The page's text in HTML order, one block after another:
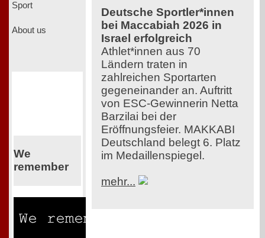
Sport
About us
We
remember
Deutsche Sportler*innen
bei Maccabiah 2026 in
Israel erfolgreich
Athlet*innen aus 70
Ländern traten in
zahlreichen Sportarten
gegeneinander an. Auftritt
von ESC-Gewinnerin Netta
Barzilai bei der
Eröffnungsfeier. MAKKABI
Deutschland belegt 6. Platz
im Medaillenspiegel.
mehr...